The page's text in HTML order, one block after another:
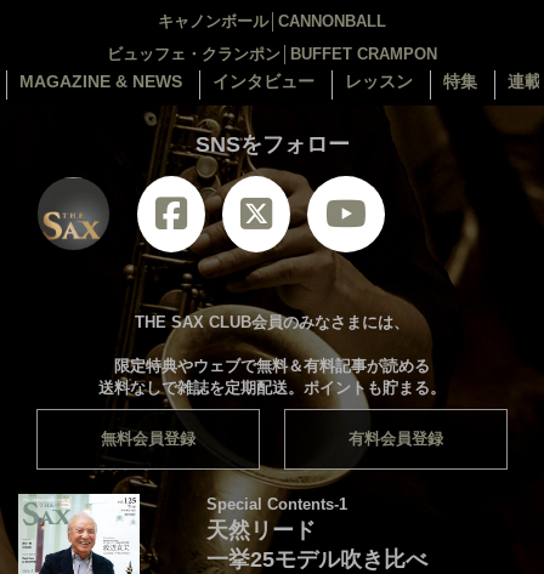
キャノンボール│CANNONBALL
ビュッフェ・クランポン│BUFFET CRAMPON
MAGAZINE & NEWS インタビュー レッスン 特集 連
SNSをフォロー
THE SAX CLUB会員のみなさまには、
限定特典やウェブで無料＆有料記事が読める
送料なしで雑誌を定期配送。ポイントも貯まる。
無料会員登録 有料会員登録
Special Contents-1
天然リード
一挙25モデル吹き比べ